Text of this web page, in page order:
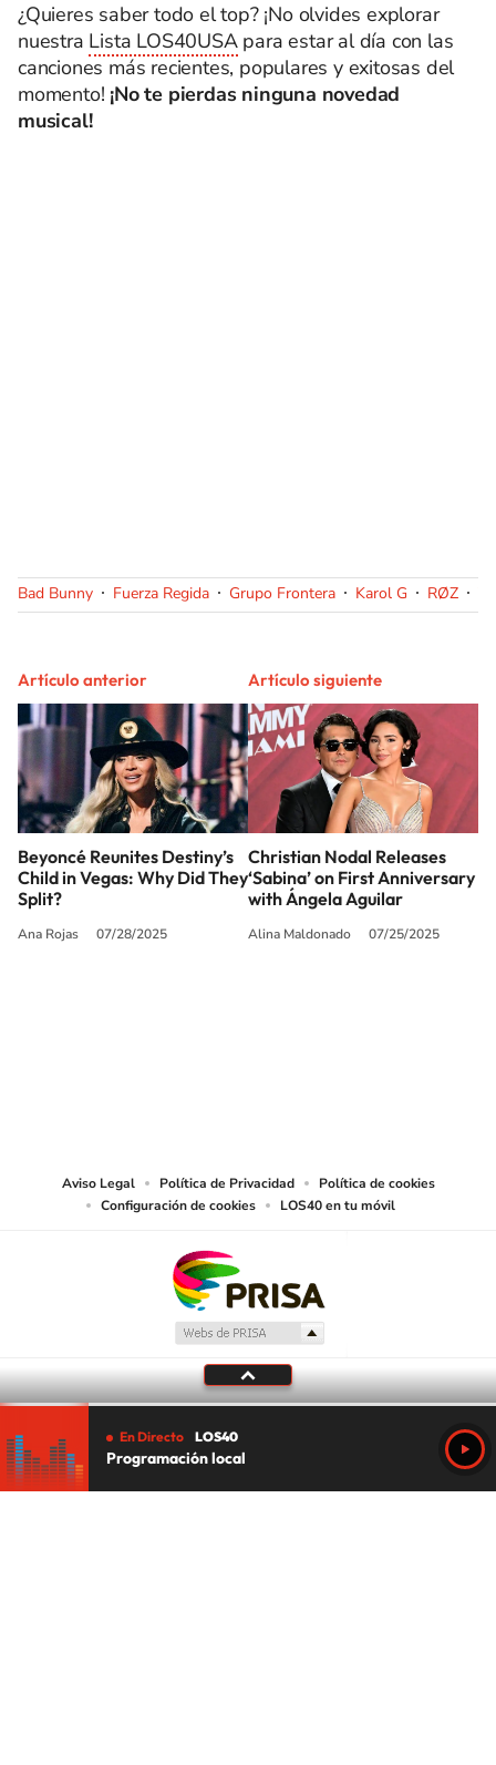
¿Quieres saber todo el top? ¡No olvides explorar
nuestra Lista LOS40USApara estar al día con las
canciones más recientes, populares y exitosas del
momento! ¡No te pierdas ninguna novedad
musical!
Bad Bunny Fuerza Regida Grupo Frontera Karol G RØZ
Artículo anterior
Beyoncé Reunites Destiny’s
Child in Vegas: Why Did They
Split?
Ana Rojas 07/28/2025
Artículo siguiente
Christian Nodal Releases
‘Sabina’ on First Anniversary
with Ángela Aguilar
Alina Maldonado 07/25/2025
Aviso Legal Política de Privacidad
Política de cookies
Configuración de cookies
LOS40 en tu móvil
En Directo LOS40
Programación local